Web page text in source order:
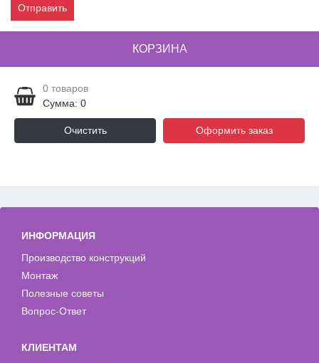
Отправить
КОРЗИНА
0 товаров
Сумма: 0
Очистить Оформить заказ
ИНФОРМАЦИЯ
Производство конструкций
Монтаж
Полезные советы
Вопрос-Ответ
КЛИЕНТАМ